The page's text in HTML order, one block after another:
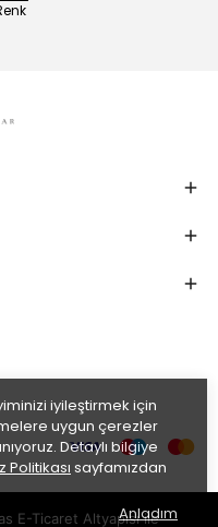
iyileştirmek için
uygun çerezler
Detaylı bilgiye
Politikası sayfamızdan
Anladım
E-Ticaret Altyapısı ile